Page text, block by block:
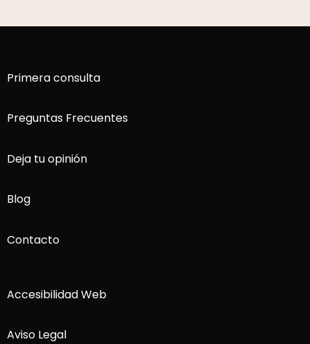
Primera consulta
Preguntas Frecuentes
Deja tu opinión
Blog
Contacto
Accesibilidad Web
Aviso Legal